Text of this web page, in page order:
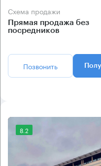
Схема продажи
Прямая продажа без
посредников
Позвонить
8.2